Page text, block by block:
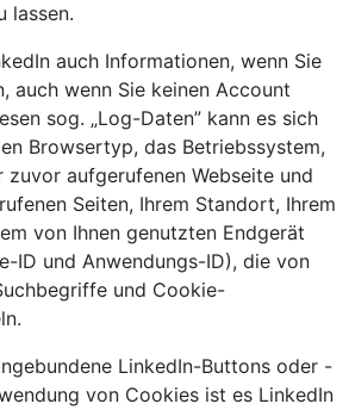
lassen.
auch Informationen, wenn Sie
auch wenn Sie keinen Account
sog. „Log-Daten” kann es sich
Browsertyp, das Betriebssystem,
aufgerufenen Webseite und
Seiten, Ihrem Standort, Ihrem
von Ihnen genutzten Endgerät
ID und Anwendungs-ID), die von
und Cookie-
LinkedIn-Buttons oder -
von Cookies ist es LinkedIn